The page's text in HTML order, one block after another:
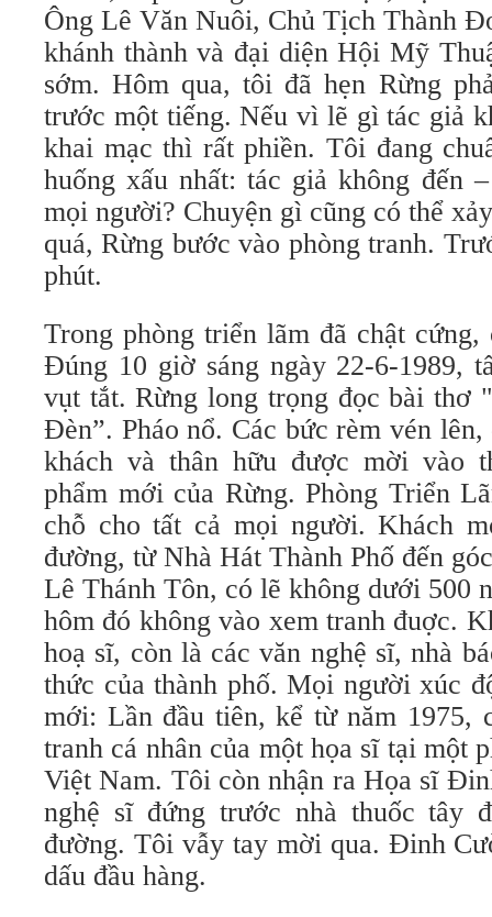
Ông Lê Văn Nuôi, Chủ Tịch Thành
khánh thành và đại diện Hội Mỹ
sớm. Hôm qua, tôi đã hẹn Rừng
trước một tiếng. Nếu vì lẽ gì tác giả
khai mạc thì rất phiền. Tôi đang
huống xấu nhất: tác giả không đến
mọi người? Chuyện gì cũng có thể
quá, Rừng bước vào phòng tranh.
phút.
Trong phòng triển lãm đã chật
Đúng 10 giờ sáng ngày 22-6-1989,
vụt tắt. Rừng long trọng đọc bài thơ
Đèn”. Pháo nổ. Các bức rèm vén lên,
khách và thân hữu được mời vào
phẩm mới của Rừng. Phòng Triển
chỗ cho tất cả mọi người. Khách
đường, từ Nhà Hát Thành Phố đến
Lê Thánh Tôn, có lẽ không dưới 500
hôm đó không vào xem tranh đuợc.
hoạ sĩ, còn là các văn nghệ sĩ, nhà
thức của thành phố. Mọi người xúc
mới: Lần đầu tiên, kể từ năm 1975,
tranh cá nhân của một họa sĩ tại một
Việt Nam. Tôi còn nhận ra Họa sĩ
nghệ sĩ đứng trước nhà thuốc tây
đường. Tôi vẫy tay mời qua. Đinh
dấu đầu hàng.